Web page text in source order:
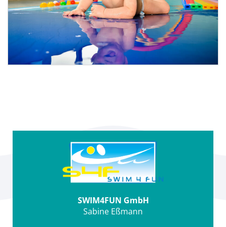
SWIM4FUN GmbH
Sabine Eßmann